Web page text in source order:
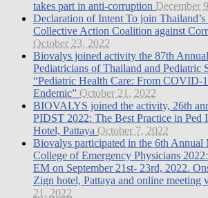
takes part in anti-corruption December
Declaration of Intent To join Thailand’s
Collective Action Coalition against
October 23, 2022
Biovalys joined activity the 87th
Pediatricians of Thailand and Pediatric
“Pediatric Health Care: From COVID-
Endemic” October 21, 2022
BIOVALYS joined the activity, 26th
PIDST 2022: The Best Practice in
Hotel, Pattaya October 7, 2022
Biovalys participated in the 6th Annual
College of Emergency Physicians
EM on September 21st- 23rd, 2022.
Zign hotel, Pattaya and online meeting
21, 2022